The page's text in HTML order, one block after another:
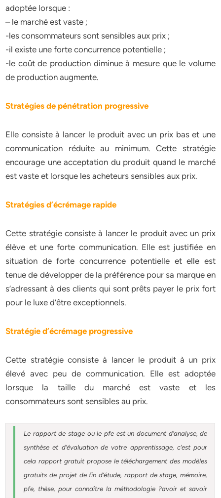
adoptée lorsque :
– le marché est vaste ;
-les consommateurs sont sensibles aux prix ;
-il existe une forte concurrence potentielle ;
-le coût de production diminue à mesure que le volume
de production augmente.
Stratégies de pénétration progressive
Elle consiste à lancer le produit avec un prix bas et une
communication réduite au minimum. Cette stratégie
encourage une acceptation du produit quand le marché
est vaste et lorsque les acheteurs sensibles aux prix.
Stratégies d’écrémage rapide
Cette stratégie consiste à lancer le produit avec un prix
élève et une forte communication. Elle est justifiée en
situation de forte concurrence potentielle et elle est
tenue de développer de la préférence pour sa marque en
s’adressant à des clients qui sont prêts payer le prix fort
pour le luxe d’être exceptionnels.
Stratégie d’écrémage progressive
Cette stratégie consiste à lancer le produit à un prix
élevé avec peu de communication. Elle est adoptée
lorsque la taille du marché est vaste et les
consommateurs sont sensibles au prix.
Le rapport de stage ou le pfe est un document d’analyse, de
synthèse et d’évaluation de votre apprentissage, c’est pour
cela rapport gratuit propose le téléchargement des modèles
gratuits de projet de fin d’étude, rapport de stage, mémoire,
pfe, thèse, pour connaître la méthodologie ?avoir et savoir